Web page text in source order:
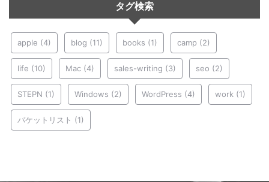
タグ検索
apple (4) blog (11) books (1) camp (2)
life (10) Mac (4) sales-writing (3) seo (2)
STEPN (1) Windows (2) WordPress (4) work (1)
バケットリスト (1)